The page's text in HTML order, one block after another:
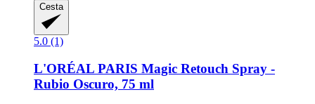
Cesta
5.0 (1)
L'ORÉAL PARIS Magic Retouch Spray -​
Rubio Oscuro, 75 ml